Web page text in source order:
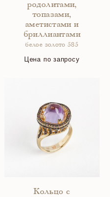
родолитами,
топазами,
аметистами и
бриллиантами
белое золото 585
Цена по запросу
Кольцо с